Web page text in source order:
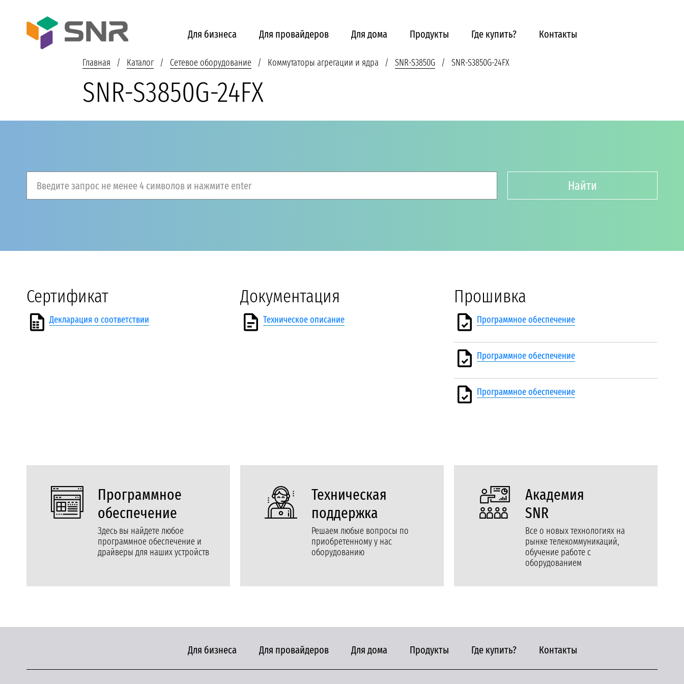
Для бизнеса Для провайдеров Для дома Продукты Где купить? Контакты
Главная Каталог Сетевое оборудование Коммутаторы агрегации и ядра SNR-S3850G SNR-S3850G-24FX
SNR-S3850G-24FX
Введите запрос не менее 4 символов и нажмите enter Найти
Сертификат
Декларация о соответствии
Документация
Техническое описание
Прошивка
Программное обеспечение
Программное обеспечение
Программное обеспечение
Программное
обеспечение
Здесь вы найдете любое
программное обеспечение и
драйверы для наших устройств
Техническая
поддержка
Решаем любые вопросы по
приобретенному у нас
оборудованию
Академия
SNR
Все о новых технологиях на
рынке телекоммуникаций,
обучение работе с
оборудованием
Для бизнеса Для провайдеров Для дома Продукты Где купить? Контакты